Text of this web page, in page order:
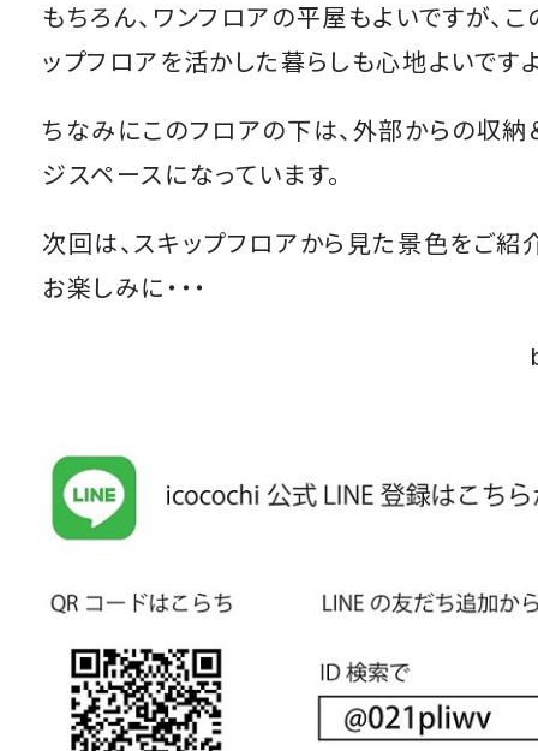
もちろん、ワンフロアの平屋もよいですが、
ップフロアを活かした暮らしも心地よいです
ちなみにこのフロアの下は、外部からの収納
ジスペースになっています。
次回は、スキップフロアから見た景色をご紹
お楽しみに・・・